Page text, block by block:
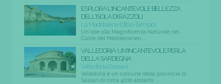
ESPLORA L'INCANTEVOLE BELLEZZA
DELL'ISOLA DI RAZZOLI
La Maddalena (Olbia-Tempio)
Un'ode alla Magnificenza Naturale nel
Cuore del Mediterraneo...
VALLEDORIA: UN'INCANTEVOLE PERLA
DELLA SARDEGNA
Valledoria (Sassari)
Valledoria è un comune della provincia di
Sassari di circa 4200 abitanti....